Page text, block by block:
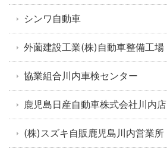
シンワ自動車
外薗建設工業(株)自動車整備工場
協業組合川内車検センター
鹿児島日産自動車株式会社川内店
(株)スズキ自販鹿児島川内営業所